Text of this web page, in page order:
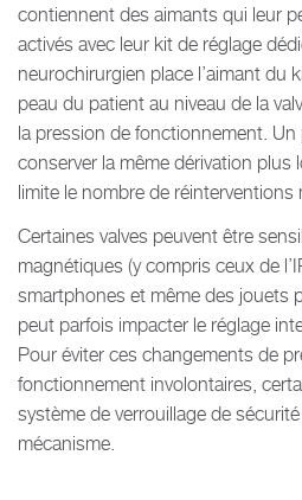
contiennent des aimants qui leur
activés avec leur kit de réglage
neurochirurgien place l’aimant du
peau du patient au niveau de la
la pression de fonctionnement.
conserver la même dérivation plus
limite le nombre de réinterventions
Certaines valves peuvent être
magnétiques (y compris ceux de
smartphones et même des jouets
peut parfois impacter le réglage
Pour éviter ces changements de
fonctionnement involontaires,
système de verrouillage de
mécanisme.